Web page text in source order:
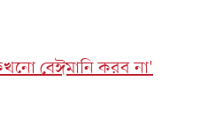
বেঈমানি করব না'